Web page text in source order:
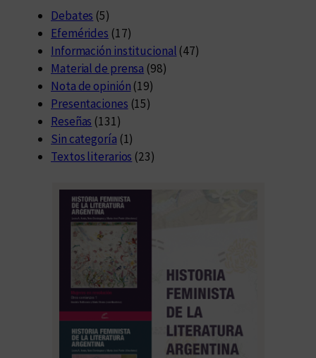
Debates (5)
Efemérides (17)
Información institucional (47)
Material de prensa (98)
Nota de opinión (19)
Presentaciones (15)
Reseñas (131)
Sin categoría (1)
Textos literarios (23)